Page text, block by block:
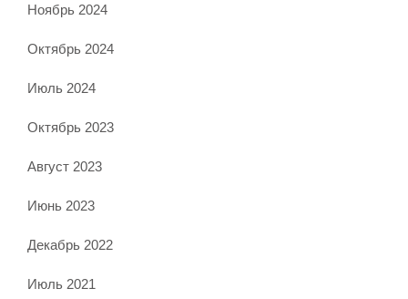
Ноябрь 2024
Октябрь 2024
Июль 2024
Октябрь 2023
Август 2023
Июнь 2023
Декабрь 2022
Июль 2021